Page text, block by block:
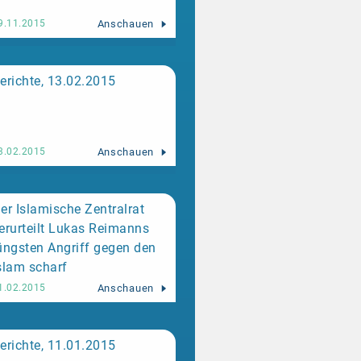
Anschauen
13.02.2015
Anschauen
Islamische Zentralrat
Lukas Reimanns
Angriff gegen den
scharf
Anschauen
11.01.2015